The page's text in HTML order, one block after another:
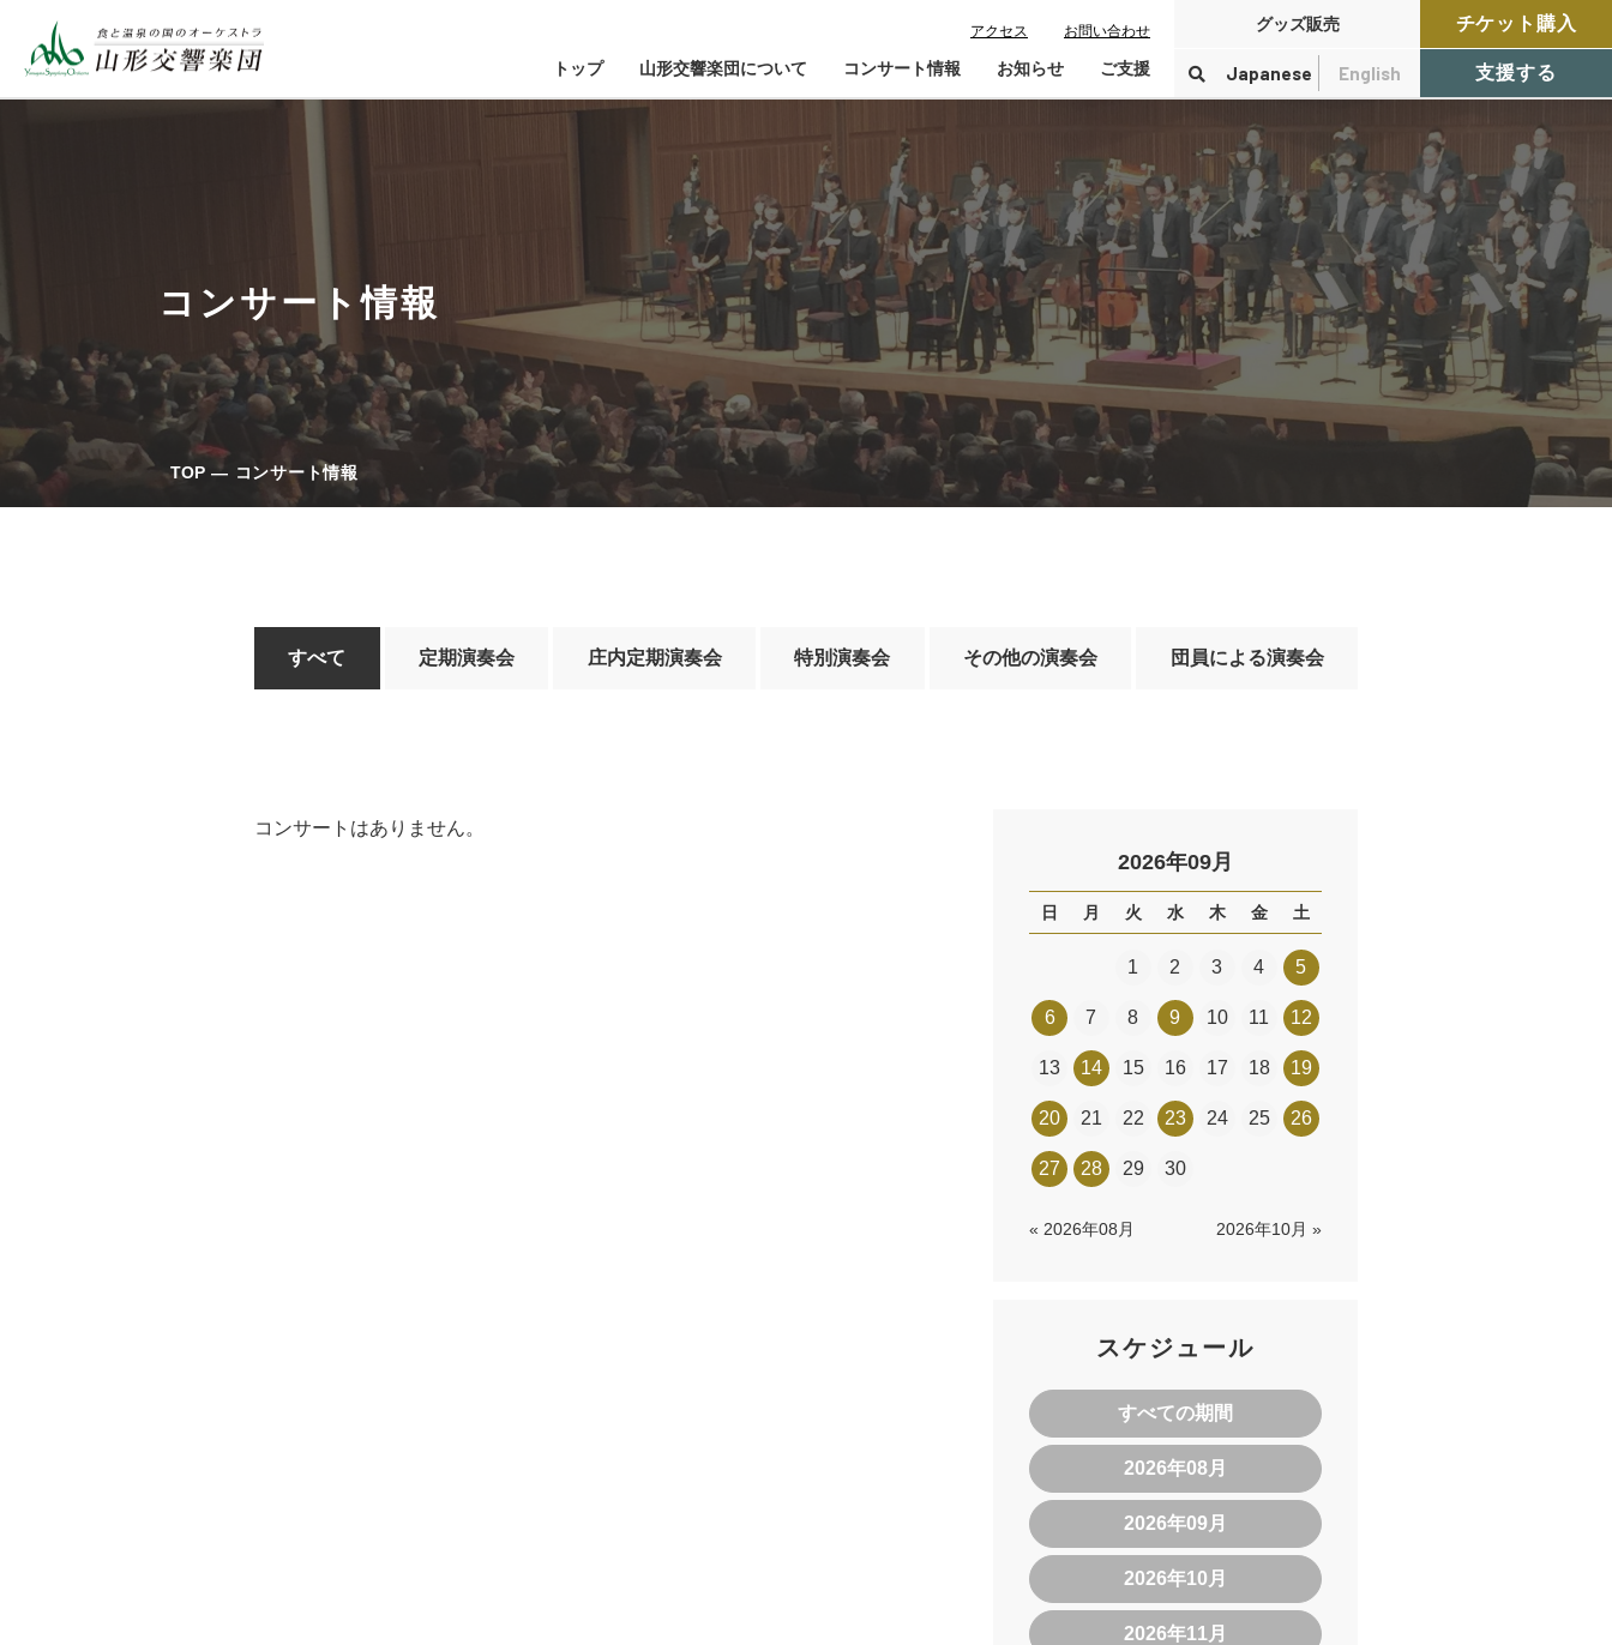
アクセス お問い合わせ
トップ 山形交響楽団について
山響が目指すもの
指揮者・楽団員紹介
山響アマデウスコア
山響の教育・地域交流
動画で見る山響
団体情報
コンサート情報
チケット購入ガイド
鑑賞会員入会
定期演奏会アーカイブ
お知らせ ご支援
寄付控除について
グッズ販売
Japanese English
チケット購入
支援する
コンサート情報
TOP コンサート情報
すべて 定期演奏会 庄内定期演奏会 特別演奏会 その他の演奏会 団員による演奏会
コンサートはありません。
2026年09月
日 月 火 水 木 金 土
1 2 3 4 5
6 7 8 9 10 11 12
13 14 15 16 17 18 19
20 21 22 23 24 25 26
27 28 29 30
« 2026年08月 2026年10月 »
スケジュール
すべての期間
2026年08月
2026年09月
2026年10月
2026年11月